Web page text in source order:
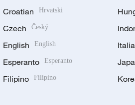
Croatian Hrvatski
Czech Český
English English
Esperanto Esperanto
Filipino Filipino